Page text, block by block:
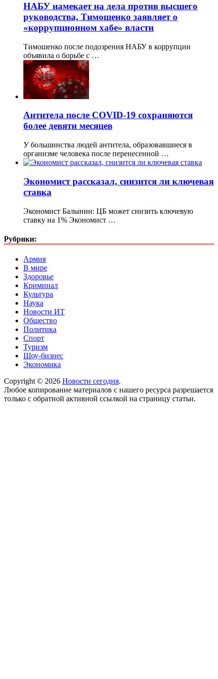
НАБУ намекает на дела против высшего
руководства, Тимошенко заявляет о
«коррупционном хабе» власти
Тимошенко после подозрения НАБУ в коррупции
объявила о борьбе с …
Антитела после COVID-19 сохраняются
более девяти месяцев
У большинства людей антитела, образовавшиеся в
организме человека после перенесенной …
Экономист рассказал, снизится ли ключевая
ставка
Экономист Балынин: ЦБ может снизить ключевую
ставку на 1% Экономист …
Рубрики:
Армия
В мире
Здоровье
Криминал
Культура
Наука
Новости ИТ
Общество
Политика
Спорт
Туризм
Шоу-бизнес
Экономика
Copyright © 2026 Новости сегодня.
Любое копирование материалов с нашего ресурса разрешается
только с обратной активной ссылкой на страницу статьи.